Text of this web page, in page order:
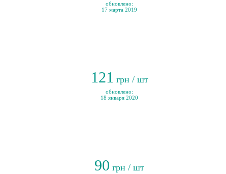
обновлено:
17 марта 2019
121 грн / шт
обновлено:
18 января 2020
90 грн / шт